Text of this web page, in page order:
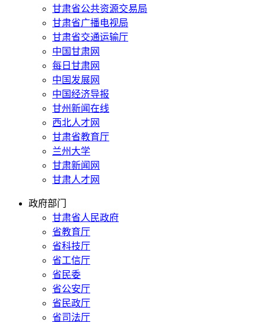
甘肃省公共资源交易局
甘肃省广播电视局
甘肃省交通运输厅
中国甘肃网
每日甘肃网
中国发展网
中国经济导报
甘州新闻在线
西北人才网
甘肃省教育厅
兰州大学
甘肃新闻网
甘肃人才网
政府部门
甘肃省人民政府
省教育厅
省科技厅
省工信厅
省民委
省公安厅
省民政厅
省司法厅